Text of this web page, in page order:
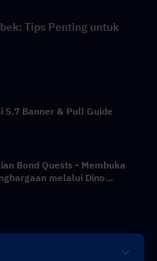
Tips Penting untuk
5.7 Banner & Pull Guide
Bond Quests - Membuka
melalui Dino